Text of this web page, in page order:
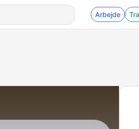
Arbejde